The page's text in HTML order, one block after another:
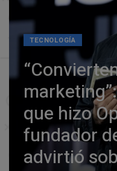
TECNOLOGÍA
que hizo
fundador
advirtió